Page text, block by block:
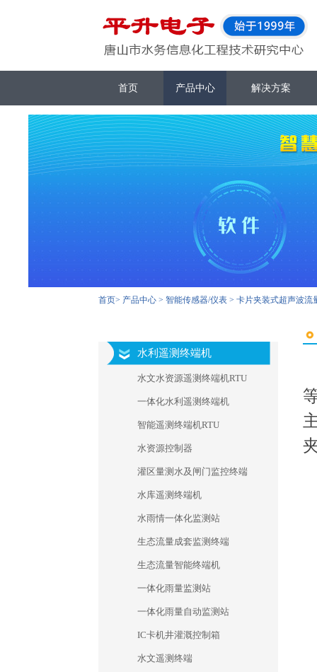
首页 产品中心 解决方案
首页> 产品中心> 智能传感器/仪表> 卡片夹装式超声波流
水利遥测终端机
水文水资源遥测终端机RTU
一体化水利遥测终端机
智能遥测终端机RTU
水资源控制器
灌区量测水及闸门监控终端
水库遥测终端机
水雨情一体化监测站
生态流量成套监测终端
生态流量智能终端机
一体化雨量监测站
一体化雨量自动监测站
IC卡机井灌溉控制箱
水文遥测终端